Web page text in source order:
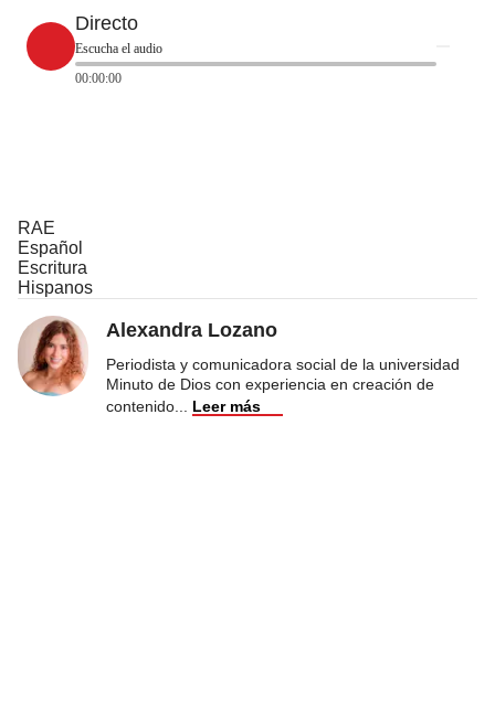
Directo
Escucha el audio
00:00:00
RAE
Español
Escritura
Hispanos
Alexandra Lozano
Periodista y comunicadora social de la universidad
Minuto de Dios con experiencia en creación de
contenido
Leer más